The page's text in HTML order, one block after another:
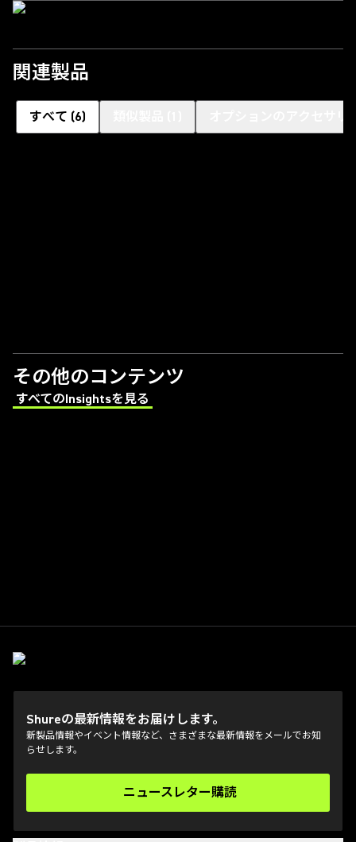
関連製品
すべて (6)
その他のコンテンツ
すべてのInsightsを見る
(Opens in a new tab)
Shureの最新情報をお届けします。
新製品情報やイベント情報など、さまざまな最新情報をメールでお知
らせします。
ニュースレター購読
(Opens in a new tab)